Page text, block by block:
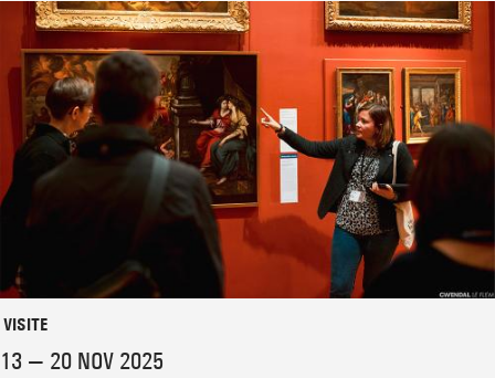
VISITE
13 — 20 NOV 2025